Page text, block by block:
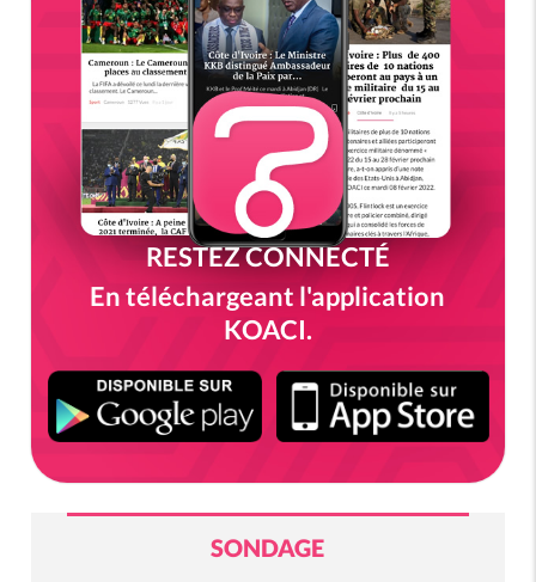
RESTEZ CONNECTÉ
En téléchargeant l'application
KOACI.
SONDAGE